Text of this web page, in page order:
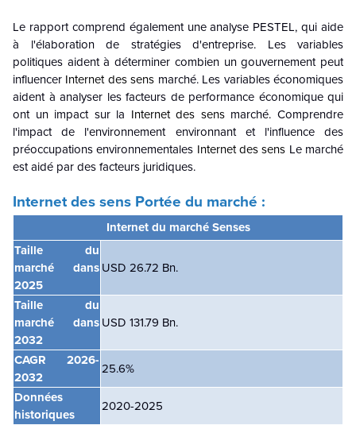
Le rapport comprend également une analyse PESTEL, qui aide
à l'élaboration de stratégies d'entreprise. Les variables
politiques aident à déterminer combien un gouvernement peut
influencer Internet des sens marché. Les variables économiques
aident à analyser les facteurs de performance économique qui
ont un impact sur la Internet des sens marché. Comprendre
l'impact de l'environnement environnant et l'influence des
préoccupations environnementales Internet des sens Le marché
est aidé par des facteurs juridiques.
Internet des sens Portée du marché :
Internet du marché Senses
Taille du
marché dans
2025
USD 26.72 Bn.
Taille du
marché dans
2032
USD 131.79 Bn.
CAGR
2026-
2032
25.6%
Données
historiques
2020-2025